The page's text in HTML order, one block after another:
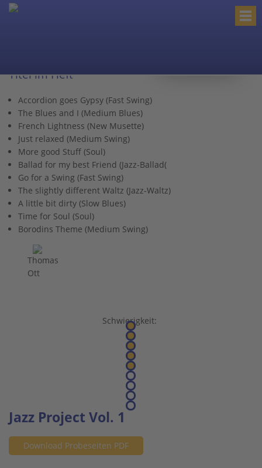
Titel im Heft
Accordion goes Gypsy (Fast Swing)
The Blues and I (Medium Blues)
French Lightness (New Musette)
Just relaxed (Medium Swing)
More good Stuff (Soul)
Ballad for my best Friend (Jazz-Ballad(
Go for a Swing (Fast Swing)
The slightly different Waltz (Jazz-Waltz)
A little bit dirty (Slow Blues)
Time for Soul (Soul)
Borodins Theme (Medium Swing)
Thomas
Ott
Schwierigkeit:
Jazz Project Vol. 1
Download Probeseiten PDF